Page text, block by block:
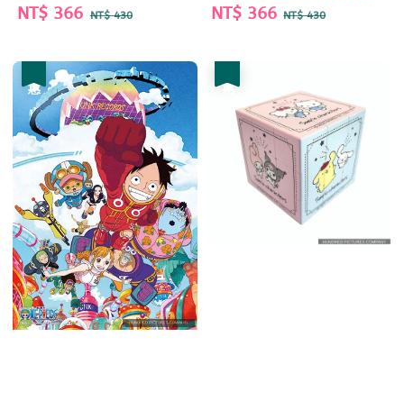
Sale
NT$ 366 Regular
NT$ 430
Sale
NT$ 366 Regular
NT$ 430